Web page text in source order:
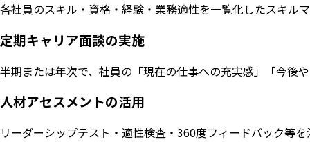
各社員のスキル・資格・経験・業務適性を一覧化したスキル
定期キャリア面談の実施
半期または年次で、社員の「現在の仕事への充実感」「今後
人材アセスメントの活用
リーダーシップテスト・適性検査・360度フィードバック等